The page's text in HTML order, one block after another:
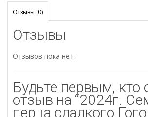
Отзывы (0)
Отзывы
Отзывов пока нет.
Будьте первым, кто
отзыв на “2024г.
перца сладкого